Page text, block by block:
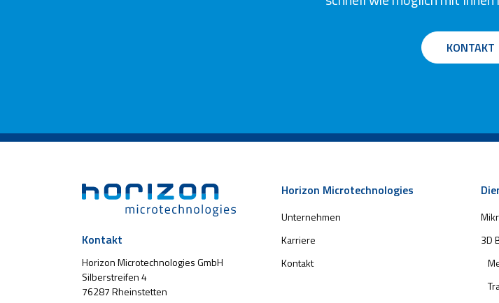
KONTAKT
Kontakt
Horizon Microtechnologies GmbH
Silberstreifen 4
76287 Rheinstetten
Horizon Microtechnologies
Unternehmen
Karriere
Kontakt
3D